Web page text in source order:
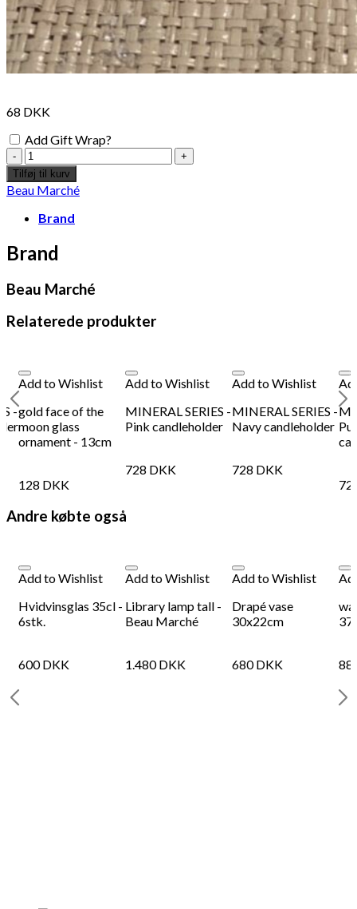
68 DKK
Add Gift Wrap?
Mini
candle
holder
-
ø10cm
antal
Tilføj til kurv
Beau Marché
Brand
Brand
Beau Marché
Relaterede produkter
-
Add to Wishlist
gold face of the
moon glass
ornament - 13cm
128 DKK
Add to Wishlist
MINERAL SERIES -
Pink candleholder
728 DKK
Add to Wishlist
MINERAL SERIES -
Navy candleholder
728 DKK
Andre købte også
Add to Wishlist
Hvidvinsglas 35cl -
6stk.
600DKK
Add to Wishlist
Library lamp tall -
Beau Marché
1.480DKK
Add to Wishlist
Drapé vase
30x22cm
680DKK